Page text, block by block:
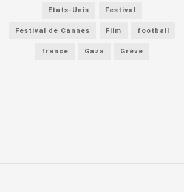
Etats-Unis Festival
Festival de Cannes Film football
france Gaza Grève